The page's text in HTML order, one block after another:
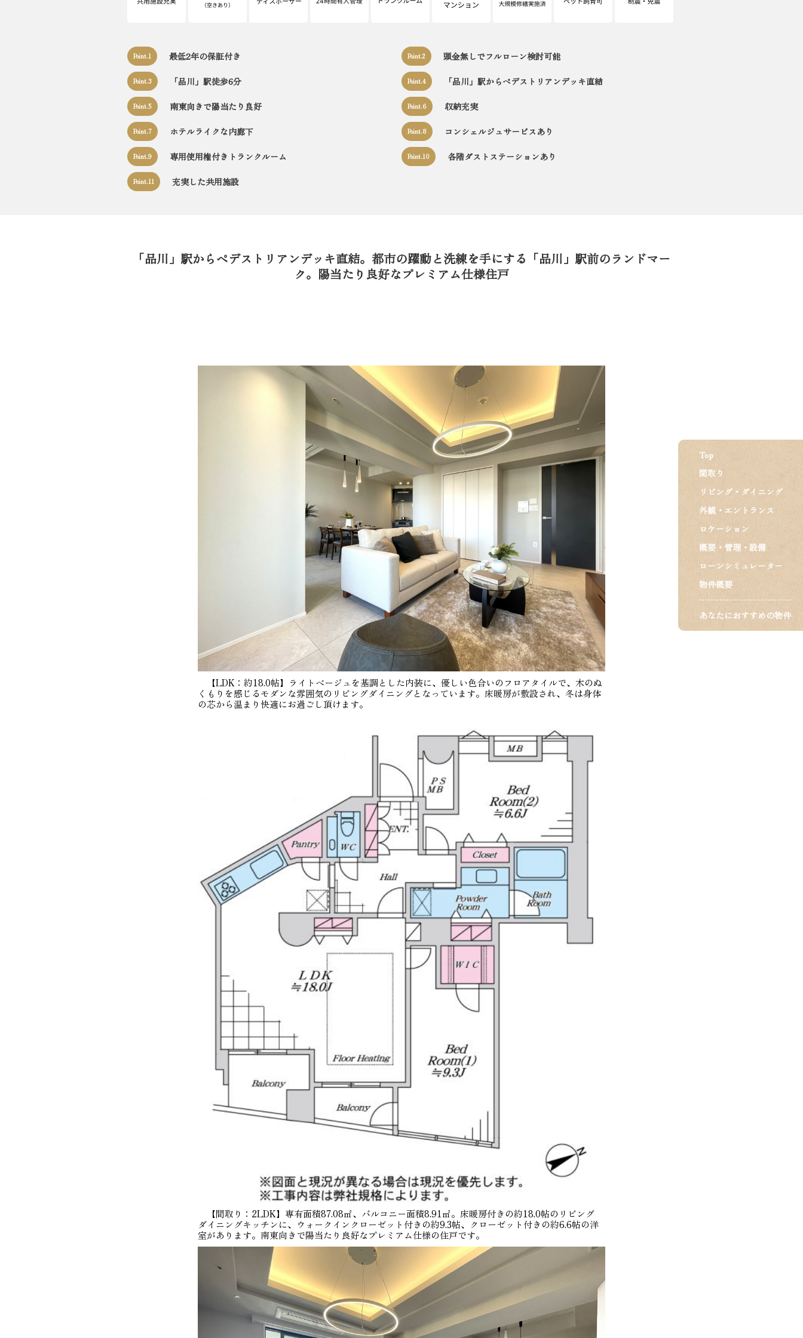
Top
間取り
リビング・ダイニング
外観・エントランス
ロケーション
概要・管理・設備
ローンシミュレーター
物件概要
あなたにおすすめの物件
Point.1 最低2年の保証付き Point.2 頭金無しでフルローン検討可能
Point.3 「品川」駅徒歩6分 Point.4 「品川」駅からペデストリアンデッキ直結
Point.5 南東向きで陽当たり良好 Point.6 収納充実
Point.7 ホテルライクな内廊下 Point.8 コンシェルジュサービスあり
Point.9 専用使用権付きトランクルーム Point.10 各階ダストステーションあり
Point.11 充実した共用施設
「品川」駅からペデストリアンデッキ直結。都市の躍動と洗練を手にする「品川」駅前のランドマー
ク。陽当たり良好なプレミアム仕様住戸
【LDK：約18.0帖】ライトベージュを基調とした内装に、優しい色合いのフロアタイルで、木のぬ
くもりを感じるモダンな雰囲気のリビングダイニングとなっています。床暖房が敷設され、冬は身体
の芯から温まり快適にお過ごし頂けます。
【間取り：2LDK】専有面積87.08㎡、バルコニー面積8.91㎡。床暖房付きの約18.0帖のリビング
ダイニングキッチンに、ウォークインクローゼット付きの約9.3帖、クローゼット付きの約6.6帖の洋
室があります。南東向きで陽当たり良好なプレミアム仕様の住戸です。